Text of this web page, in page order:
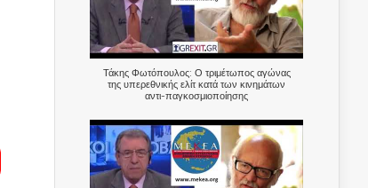
Τάκης Φωτόπουλος: Ο τριμέτωπος αγώνας
της υπερεθνικής ελίτ κατά των κινημάτων
αντι-παγκοσμιοποίησης